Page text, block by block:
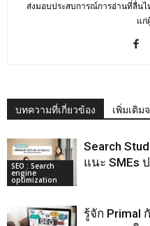
ส่งมอบประสบการณ์การอ่านที่ลื่น
แก่
บทความที่เกี่ยวข้อง เพิ่มเติม
SEO : Search
engine
optimization
Search
แนะ SMEs
รู้จัก Primal